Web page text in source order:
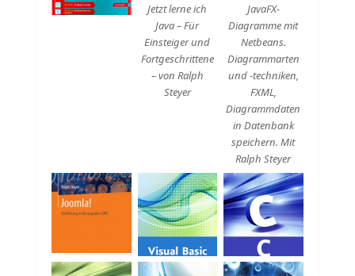
Jetzt lerne ich
Java – Für
Einsteiger und
Fortgeschrittene
– von Ralph
Steyer
JavaFX-
Diagramme mit
Netbeans.
Diagrammarten
und -techniken,
FXML,
Diagrammdaten
in Datenbank
speichern. Mit
Ralph Steyer